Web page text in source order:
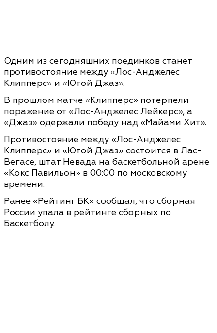
Одним из сегодняшних поединков станет
противостояние между «Лос-Анджелес
Клипперс» и «Ютой Джаз».
В прошлом матче «Клипперс» потерпели
поражение от «Лос-Анджелес Лейкерс», а
«Джаз» одержали победу над «Майами Хит».
Противостояние между «Лос-Анджелес
Клипперс» и «Ютой Джаз» состоится в Лас-
Вегасе, штат Невада на баскетбольной арене
«Кокс Павильон» в 00:00 по московскому
времени.
Ранее «Рейтинг БК» сообщал, что сборная
России упала в рейтинге сборных по
Баскетболу.